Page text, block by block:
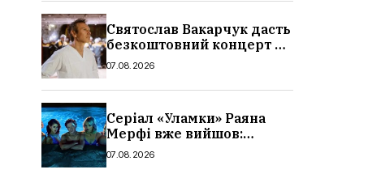
Святослав Вакарчук дасть
безкоштовний концерт у
Львові: дата і місце
07.08.2026
Серіал «Уламки» Раяна
Мерфі вже вийшов:
сюжет, актори та всі
07.08.2026